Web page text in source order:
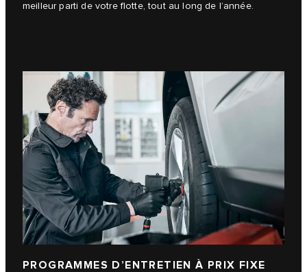
meilleur parti de votre flotte, tout au long de l’année.
PROGRAMMES D’ENTRETIEN À PRIX FIXE